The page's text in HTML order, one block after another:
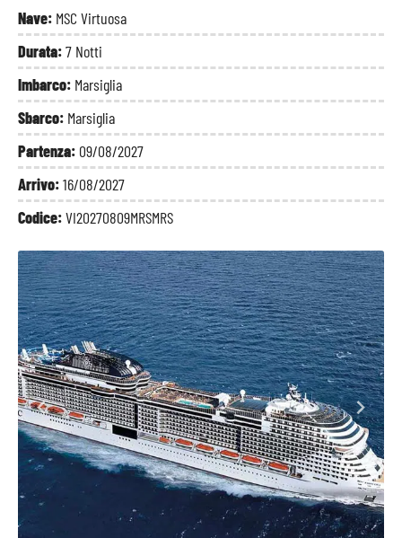
Nave: MSC Virtuosa
Durata:7 Notti
Imbarco: Marsiglia
Sbarco: Marsiglia
Partenza: 09/08/2027
Arrivo:16/08/2027
Codice:VI20270809MRSMRS